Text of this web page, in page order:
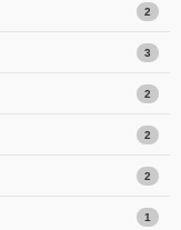
2
3
2
2
2
1